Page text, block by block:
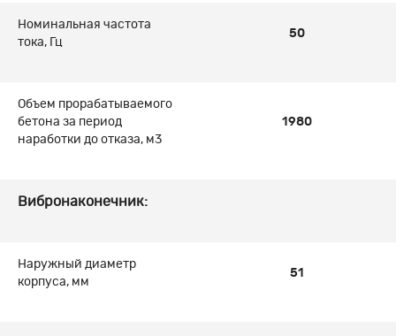
Номинальная частота
тока, Гц
50
Объем прорабатываемого
бетона за период
наработки до отказа, м3
1980
Вибронаконечник:
Наружный диаметр
корпуса, мм
51